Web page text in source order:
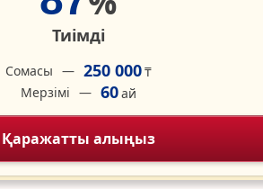
Тиімді
Сомасы 250 000₸
Мерзімі
60ай
Қаражатты алыңыз